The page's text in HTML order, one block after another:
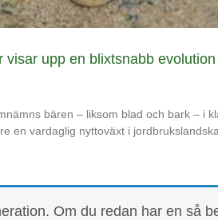
visar upp en blixtsnabb evolution
bären – liksom blad och bark – i
vardaglig nyttoväxt i
Om du redan har en så